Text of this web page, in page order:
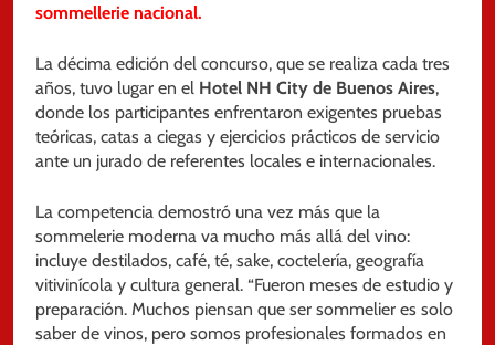
sommellerie nacional.
La décima edición del concurso, que se realiza cada tres
años, tuvo lugar en el Hotel NH City de Buenos Aires,
donde los participantes enfrentaron exigentes pruebas
teóricas, catas a ciegas y ejercicios prácticos de servicio
ante un jurado de referentes locales e internacionales.
La competencia demostró una vez más que la
sommelerie moderna va mucho más allá del vino:
incluye destilados, café, té, sake, coctelería, geografía
vitivinícola y cultura general. “Fueron meses de estudio y
preparación. Muchos piensan que ser sommelier es solo
saber de vinos, pero somos profesionales formados en